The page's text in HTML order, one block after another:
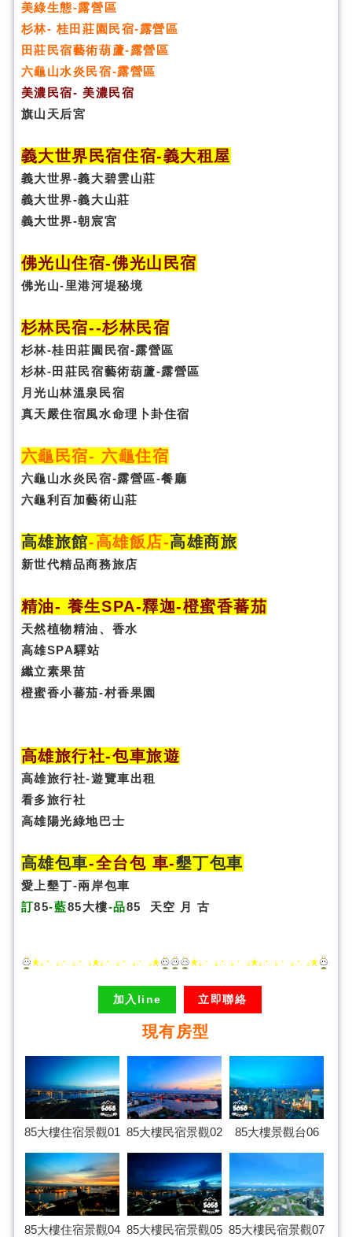
美綠生態-露營區
杉林- 桂田莊園民宿-露營區
田莊民宿藝術葫蘆-露營區
六龜山水炎民宿-露營區
美濃民宿- 美濃民宿
旗山天后宮
義大世界民宿住宿-義大租屋
義大世界-義大碧雲山莊
義大世界-義大山莊
義大世界-朝宸宮
佛光山住宿-佛光山民宿
佛光山-里港河堤秘境
杉林民宿--杉林民宿
杉林-桂田莊園民宿-露營區
杉林-田莊民宿藝術葫蘆-露營區
月光山林溫泉民宿
真天嚴住宿風水命理卜卦住宿
六龜民宿- 六龜住宿
六龜山水炎民宿-露營區-餐廳
六龜利百加藝術山莊
高雄旅館-高雄飯店-高雄商旅
新世代精品商務旅店
精油- 養生SPA-釋迦-橙蜜香蕃茄
天然植物精油、香水
高雄SPA驛站
纖立素果苗
橙蜜香小蕃茄-村香果園
高雄旅行社-包車旅遊
高雄旅行社-遊覽車出租
看多旅行社
高雄陽光綠地巴士
高雄包車-全台包 車-墾丁包車
愛上墾丁-兩岸包車
訂85-藍85大樓-品85 天空 月 古
加入line 立即聯絡
現有房型
85大樓住宿景觀01 85大樓民宿景觀02 85大樓景觀台06
85大樓住宿景觀04 85大樓民宿景觀05 85大樓民宿景觀07